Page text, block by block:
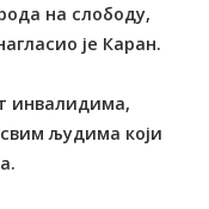
на слободу,
је Каран.
инвалидима,
људима који